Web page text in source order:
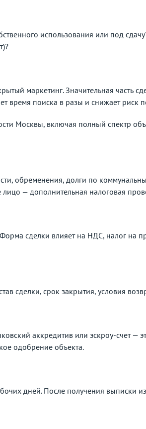
использования или под
маркетинг. Значительная часть
время поиска в разы и снижает риск
Москвы, включая полный спектр
обременения, долги по
— дополнительная налоговая
сделки влияет на НДС, налог на
сделки, срок закрытия, условия
аккредитив или эскроу-счет —
одобрение объекта.
дней. После получения выписки